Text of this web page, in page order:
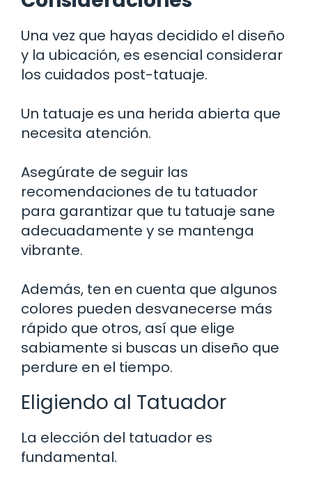
Una vez que hayas decidido el diseño
y la ubicación, es esencial considerar
los cuidados post-tatuaje.
Un tatuaje es una herida abierta que
necesita atención.
Asegúrate de seguir las
recomendaciones de tu tatuador
para garantizar que tu tatuaje sane
adecuadamente y se mantenga
vibrante.
Además, ten en cuenta que algunos
colores pueden desvanecerse más
rápido que otros, así que elige
sabiamente si buscas un diseño que
perdure en el tiempo.
Eligiendo al Tatuador
La elección del tatuador es
fundamental.